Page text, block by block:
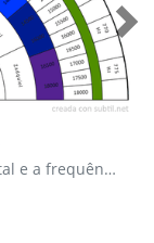
Prancha que permite medir a energia vital e a frequência nos planos físico, emocional e espiritual com o apoio dos arcanjos.